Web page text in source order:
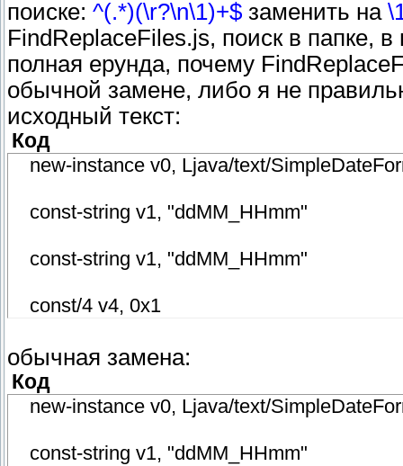
поиске: ^(.*)(\r?\n\1)+$ заменить на
FindReplaceFiles.js, поиск в папке,
полная ерунда, почему
обычной замене, либо я не
исходный текст:
Код
new-instance v0, Ljava/text/
const-string v1, "ddMM_HHmm"
const-string v1, "ddMM_HHmm"
const/4 v4, 0x1
обычная замена:
Код
new-instance v0, Ljava/text/
const-string v1, "ddMM_HHmm"